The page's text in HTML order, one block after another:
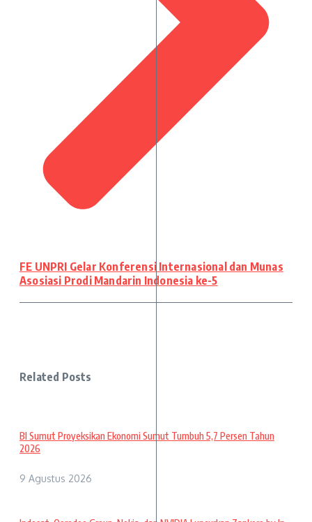
FE UNPRI Gelar Konferensi Internasional dan Munas
Asosiasi Prodi Mandarin Indonesia ke-5
Related Posts
BI Sumut Proyeksikan Ekonomi Sumut Tumbuh 5,7 Persen Tahun
2026
9 Agustus 2026